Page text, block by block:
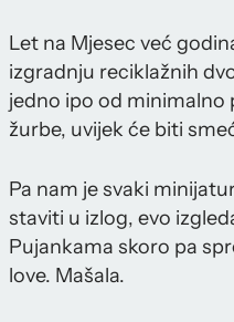
Let na Mjesec već
izgradnju reciklažnih
jedno ipo od minimalno
žurbe, uvijek će biti
Pa nam je svaki
staviti u izlog, evo
Pujankama skoro pa
love. Mašala.